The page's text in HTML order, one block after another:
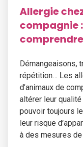
Allergie
compagnie
Démangeaisons,
répétition… Les
d’animaux de
altérer leur
pouvoir toujours
leur risque
à des mesures